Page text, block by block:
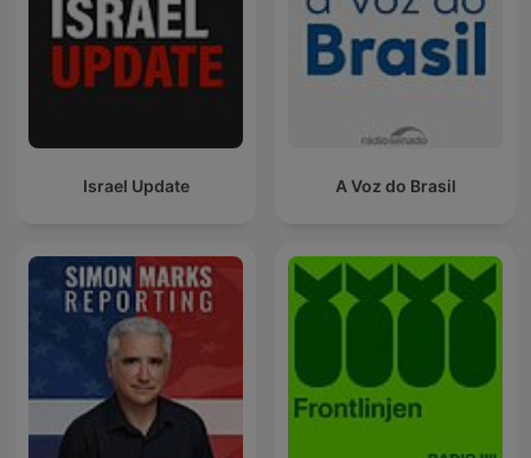
Israel Update A Voz do Brasil